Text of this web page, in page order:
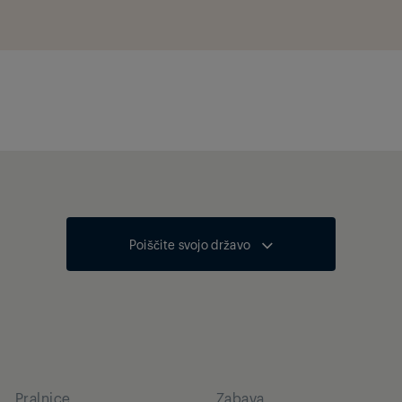
Poiščite svojo državo
Pralnice Zabava